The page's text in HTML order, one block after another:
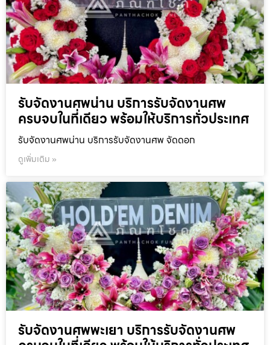
รับจัดงานศพน่าน บริการรับจัดงานศพ
ครบจบในที่เดียว พร้อมให้บริการทั่วประเทศ
รับจัดงานศพน่าน บริการรับจัดงานศพ จัดดอก
ดูเพิ่มเติม »
รับจัดงานศพพะเยา บริการรับจัดงานศพ